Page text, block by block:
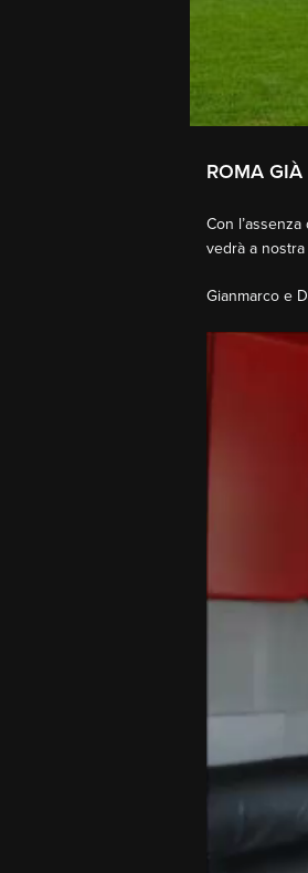
ROMA GIÀ
Con
vedrà a
Gianmarco e